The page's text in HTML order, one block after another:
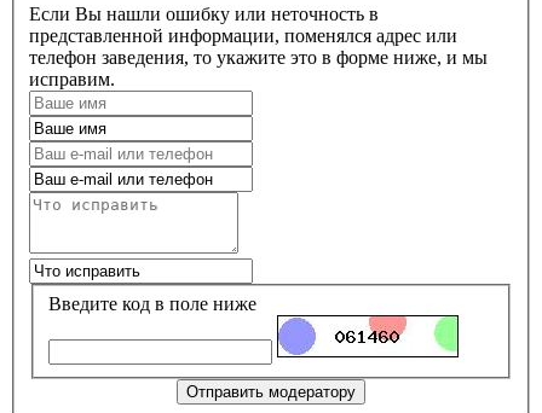
Если Вы нашли ошибку или неточность в
представленной информации, поменялся адрес или
телефон заведения, то укажите это в форме ниже, и мы
исправим.
Введите код в поле ниже
Отправить модератору